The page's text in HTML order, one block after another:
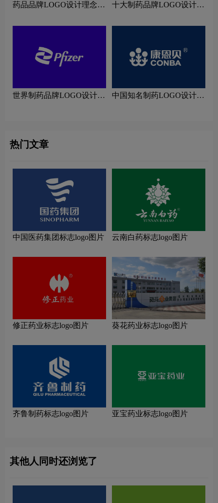
药品品牌LOGO设计理念解
十大制药品牌LOGO设计理
世界制药品牌LOGO设计理
中国知名制药LOGO设计理
热门文章
中国医药集团标志logo图片 云南白药标志logo图片
修正药业标志logo图片 葵花药业标志logo图片
齐鲁制药标志logo图片 亚宝药业标志logo图片
其他人同时还浏览了